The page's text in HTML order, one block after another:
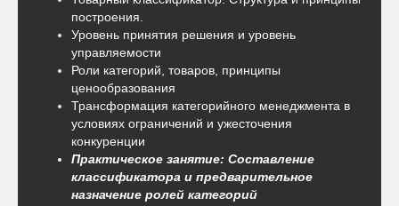
построения.
Уровень принятия решения и уровень
управляемости
Роли категорий, товаров, принципы
ценообразования
Трансформация категорийного менеджмента в
условиях ограничений и ужесточения
конкуренции
Практическое занятие: Составление
классификатора и предварительное
назначение ролей категорий